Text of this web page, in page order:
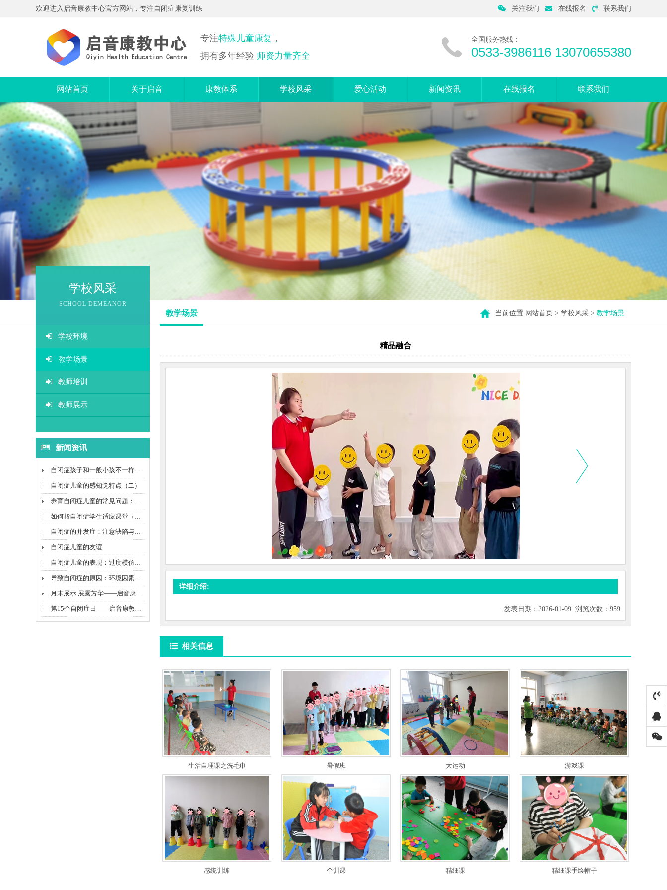
欢迎进入启音康教中心官方网站，专注自闭症康复训练 关注我们 在线报名 联系我们
专注特殊儿童康复 ，
拥有多年经验 师资力量齐全
全国服务热线：
0533-3986116 13070655380
网站首页 关于启音
机构简介
服务范围
中心特色
机构优势
康教体系
奥尔夫音乐
精细课
电脑课
语言课
融合教育
游戏课
视听课
学校风采
教学场景
教师培训
教师展示
爱心活动
社会融合活动
新闻资讯
父母课堂
在线报名 联系我们
学校风采
SCHOOL DEMEANOR
学校环境
教学场景
教师培训
教师展示
新闻资讯
自闭症孩子和一般小孩不一样的情感反映
自闭症儿童的感知觉特点（二）
养育自闭症儿童的常见问题：睡眠障碍
如何帮自闭症学生适应课堂（二）
自闭症的并发症：注意缺陷与多动障碍
自闭症儿童的友谊
自闭症儿童的表现：过度模仿行为
导致自闭症的原因：环境因素和母体化学物质
月末展示 展露芳华——启音康教月末成果展示课
第15个自闭症日——启音康教与您一起守护“来自星星...
教学场景 当前位置: 网站首页 > 学校风采 > 教学场景
精品融合
详细介绍:
发表日期：2026-01-09 浏览次数：959
相关信息
生活自理课之洗毛巾 暑假班 大运动 游戏课
感统训练 个训课 精细课 精细课手绘帽子